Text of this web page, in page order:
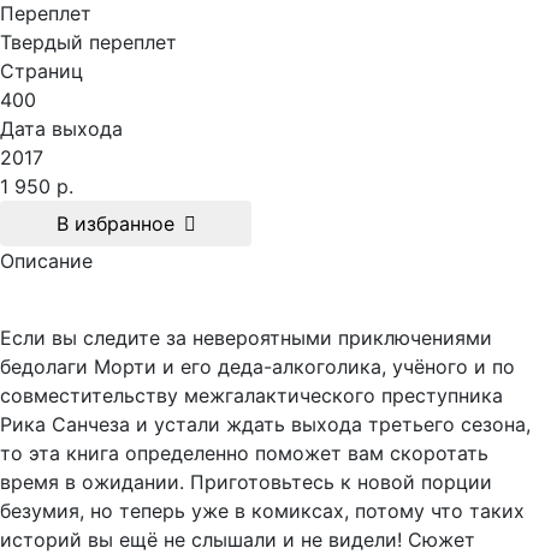
Переплет
Твердый переплет
Страниц
400
Дата выхода
2017
1 950 р.
В избранное
Описание
Если вы следите за невероятными приключениями
бедолаги Морти и его деда-алкоголика, учёного и по
совместительству межгалактического преступника
Рика Санчеза и устали ждать выхода третьего сезона,
то эта книга определенно поможет вам скоротать
время в ожидании. Приготовьтесь к новой порции
безумия, но теперь уже в комиксах, потому что таких
историй вы ещё не слышали и не видели! Сюжет